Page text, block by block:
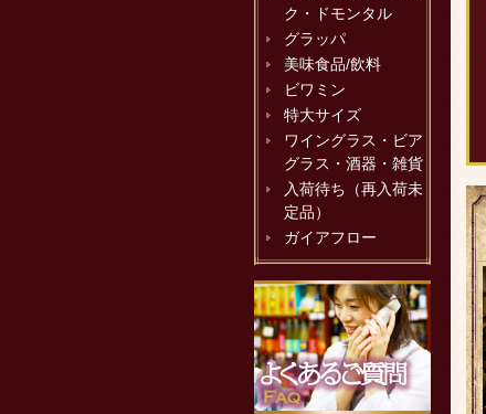
ク・ドモンタル
グラッパ
美味食品/飲料
ビワミン
特大サイズ
ワイングラス・ビア
グラス・酒器・雑貨
入荷待ち（再入荷未
定品）
ガイアフロー